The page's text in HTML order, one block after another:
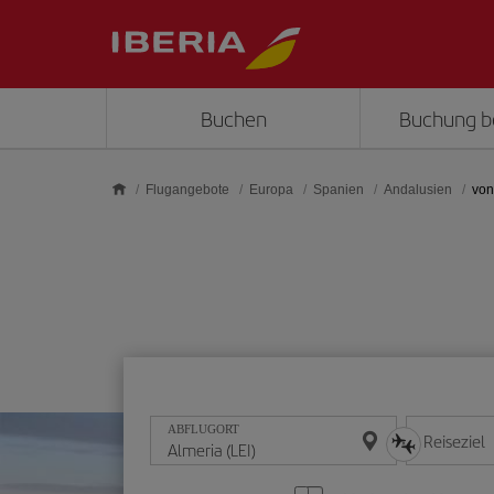
Buchen Buchung
Flugangebote Europa Spanien Andalusien
ABFLUGORT Reiseziel